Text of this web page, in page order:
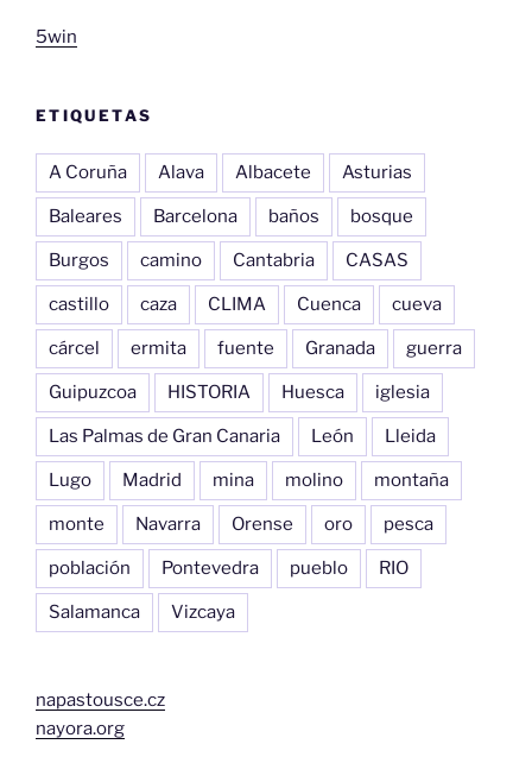
5win
ETIQUETAS
A Coruña Alava Albacete Asturias
Baleares Barcelona baños bosque
Burgos camino Cantabria CASAS
castillo caza CLIMA Cuenca cueva
cárcel ermita fuente Granada guerra
Guipuzcoa HISTORIA Huesca iglesia
Las Palmas de Gran Canaria León Lleida
Lugo Madrid mina molino montaña
monte Navarra Orense oro pesca
población Pontevedra pueblo RIO
Salamanca Vizcaya
napastousce.cz
nayora.org